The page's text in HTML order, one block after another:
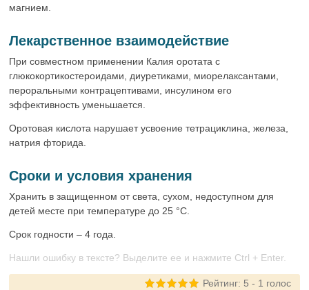
магнием.
Лекарственное взаимодействие
При совместном применении Калия оротата с
глюкокортикостероидами, диуретиками, миорелаксантами,
пероральными контрацептивами, инсулином его
эффективность уменьшается.
Оротовая кислота нарушает усвоение тетрациклина, железа,
натрия фторида.
Сроки и условия хранения
Хранить в защищенном от света, сухом, недоступном для
детей месте при температуре до 25 °C.
Срок годности – 4 года.
Нашли ошибку в тексте? Выделите ее и нажмите Ctrl + Enter.
Рейтинг: 5 - 1 голос